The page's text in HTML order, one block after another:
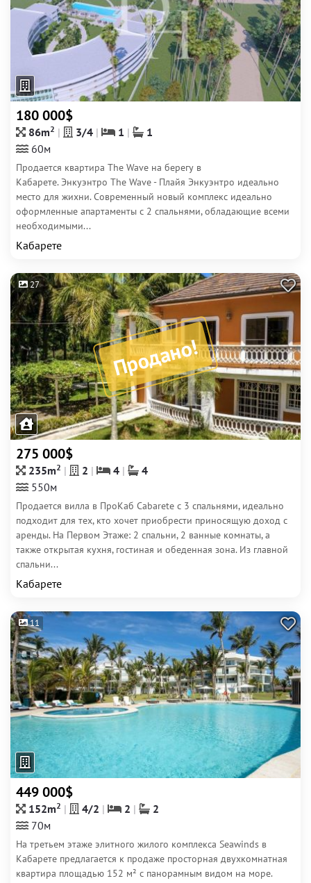
180 000$
86m2 3/4 1
1
60м
Продается квартира The Wave на берегу в
Кабарете. Энкуэнтро The Wave - Плайя Энкуэнтро идеально
место для жихни. Современный новый комплекс идеально
оформленные апартаменты с 2 спальнями, обладающие всеми
необходимыми...
Кабарете
Продано!
27
275 000$
235m2 2 4
4
550м
Продается вилла в ПроКаб Cabarete с 3 спальнями, идеально
подходит для тех, кто хочет приобрести приносящую доход с
аренды. На Первом Этаже: 2 спальни, 2 ванные комнаты, а
также открытая кухня, гостиная и обеденная зона. Из главной
спальни...
Кабарете
11
449 000$
152m2 4/2 2
2
70м
На третьем этаже элитного жилого комплекса Seawinds в
Кабарете предлагается к продаже просторная двухкомнатная
квартира площадью 152 м² с панорамным видом на море.